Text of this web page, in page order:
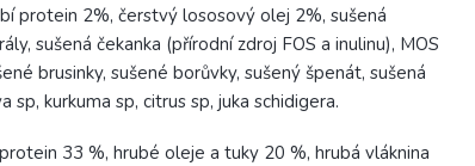
protein 2%, čerstvý lososový olej 2%, sušená
sušená čekanka (přírodní zdroj FOS a inulinu), MOS
brusinky, sušené borůvky, sušený špenát, sušená
sp, kurkuma sp, citrus sp, juka schidigera.
33 %, hrubé oleje a tuky 20 %, hrubá vláknina